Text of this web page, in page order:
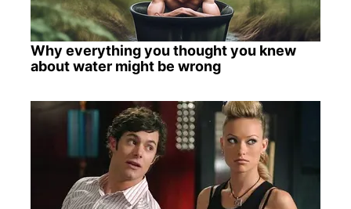
Why everything you thought you knew
about water might be wrong